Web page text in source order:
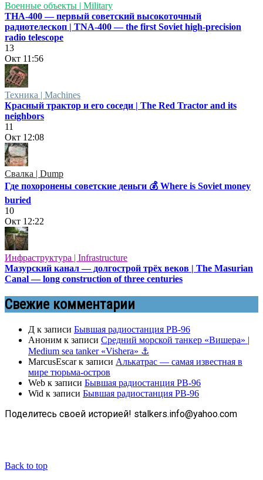
Военные объекты | Military
ТНА-400 — первый советский высокоточный
радиотелескоп | TNA-400 — the first Soviet high-precision
radio telescope
13
Окт 11:56
Техника | Machines
Красный трактор и его соседи | The Red Tractor and its
neighbors
11
Окт 12:08
Свалка | Dump
Где похоронены советские деньги 💰 Where is Soviet money
buried
10
Окт 12:22
Инфраструктура | Infrastructure
Мазурский канал — долгострой трёх веков | The Masurian
Canal — long construction of three centuries
Свежие комментарии
Д к записи Бывшая радиостанция РВ-96
Аноним к записи Средний морской танкер «Вишера» |
Medium sea tanker «Vishera» ⚓
MarcusEscarк записи Алькатрас — самая известная в
мире тюрьма-остров
Web к записи Бывшая радиостанция РВ-96
Wid к записи Бывшая радиостанция РВ-96
Поделитесь своей историей! stalkers.info@yahoo.com
Back to top